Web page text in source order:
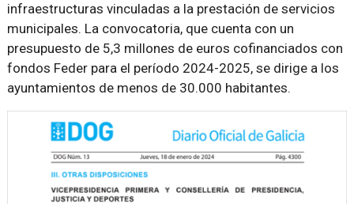
infraestructuras vinculadas a la prestación de servicios
municipales. La convocatoria, que cuenta con un
presupuesto de 5,3 millones de euros cofinanciados con
fondos Feder para el período 2024-2025, se dirige a los
ayuntamientos de menos de 30.000 habitantes.